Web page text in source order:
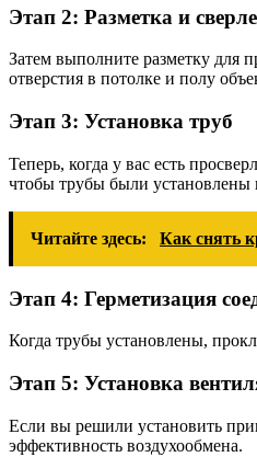
Этап 2: Разметка и
Затем выполните разметку для
отверстия в потолке и полу
Этап 3: Установка труб
Теперь, когда у вас есть
чтобы трубы были установлены
Читайте здесь: Как снять
Этап 4: Герметизация
Когда трубы установлены,
Этап 5: Установка
Если вы решили установить
эффективность воздухообмена.